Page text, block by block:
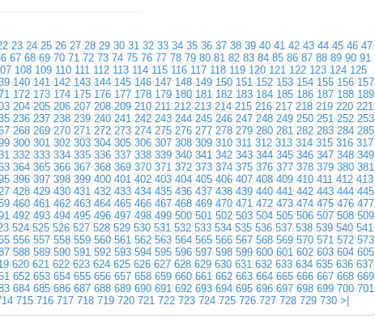
23 24 25 26 27 28 29 30 31 32 33 34 35 36 37 38 39 40 41 42 43 44 45 46 47
67 68 69 70 71 72 73 74 75 76 77 78 79 80 81 82 83 84 85 86 87 88 89 90 91
108 109 110 111 112 113 114 115 116 117 118 119 120 121 122 123 124 125
140 141 142 143 144 145 146 147 148 149 150 151 152 153 154 155 156 157
172 173 174 175 176 177 178 179 180 181 182 183 184 185 186 187 188 189
204 205 206 207 208 209 210 211 212 213 214 215 216 217 218 219 220 221
236 237 238 239 240 241 242 243 244 245 246 247 248 249 250 251 252 253
268 269 270 271 272 273 274 275 276 277 278 279 280 281 282 283 284 285
300 301 302 303 304 305 306 307 308 309 310 311 312 313 314 315 316 317
332 333 334 335 336 337 338 339 340 341 342 343 344 345 346 347 348 349
364 365 366 367 368 369 370 371 372 373 374 375 376 377 378 379 380 381
396 397 398 399 400 401 402 403 404 405 406 407 408 409 410 411 412 413
428 429 430 431 432 433 434 435 436 437 438 439 440 441 442 443 444 445
460 461 462 463 464 465 466 467 468 469 470 471 472 473 474 475 476 477
492 493 494 495 496 497 498 499 500 501 502 503 504 505 506 507 508 509
524 525 526 527 528 529 530 531 532 533 534 535 536 537 538 539 540 541
556 557 558 559 560 561 562 563 564 565 566 567 568 569 570 571 572 573
588 589 590 591 592 593 594 595 596 597 598 599 600 601 602 603 604 605
620 621 622 623 624 625 626 627 628 629 630 631 632 633 634 635 636 637
652 653 654 655 656 657 658 659 660 661 662 663 664 665 666 667 668 669
684 685 686 687 688 689 690 691 692 693 694 695 696 697 698 699 700 701
715 716 717 718 719 720 721 722 723 724 725 726 727 728 729 730 >|